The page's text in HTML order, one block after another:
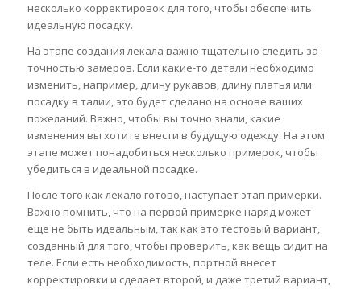
несколько корректировок для того, чтобы обеспечить
идеальную посадку.
На этапе создания лекала важно тщательно следить за
точностью замеров. Если какие-то детали необходимо
изменить, например, длину рукавов, длину платья или
посадку в талии, это будет сделано на основе ваших
пожеланий. Важно, чтобы вы точно знали, какие
изменения вы хотите внести в будущую одежду. На этом
этапе может понадобиться несколько примерок, чтобы
убедиться в идеальной посадке.
После того как лекало готово, наступает этап примерки.
Важно помнить, что на первой примерке наряд может
еще не быть идеальным, так как это тестовый вариант,
созданный для того, чтобы проверить, как вещь сидит на
теле. Если есть необходимость, портной внесет
корректировки и сделает второй, и даже третий вариант,